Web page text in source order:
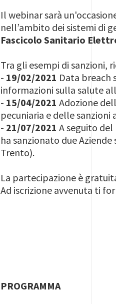
Il webinar sarà
nell’ambito dei sistemi di
Fascicolo Sanitario
Tra gli esempi di sanzioni,
- 19/02/2021 Data breach
informazioni sulla salute
- 15/04/2021Adozione
pecuniaria e delle sanzioni
- 21/07/2021 A seguito
ha sanzionato due
Trento).
La partecipazione è
Ad iscrizione avvenuta ti
PROGRAMMA